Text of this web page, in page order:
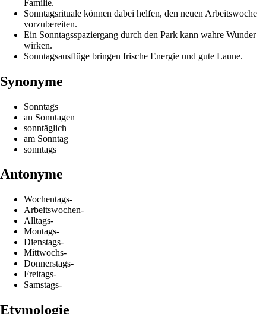
Familie.
Sonntagsrituale können dabei helfen, den neuen Arbeitswoche
vorzubereiten.
Ein Sonntagsspaziergang durch den Park kann wahre Wunder
wirken.
Sonntagsausflüge bringen frische Energie und gute Laune.
Synonyme
Sonntags
an Sonntagen
sonntäglich
am Sonntag
sonntags
Antonyme
Wochentags-
Arbeitswochen-
Alltags-
Montags-
Dienstags-
Mittwochs-
Donnerstags-
Freitags-
Samstags-
Etymologie